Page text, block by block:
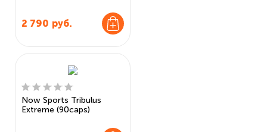
2 790 руб.
Now Sports Tribulus
Extreme (90caps)